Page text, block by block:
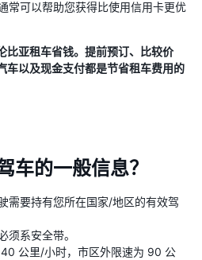
常可以帮助您获得比使用信用卡更优
比亚租车省钱。提前预订、比较价
车以及现金支付都是节省租车费用的
车的一般信息？
需要持有您所在国家/地区的有效驾
须系安全带。
公里/小时，市区外限速为 90 公